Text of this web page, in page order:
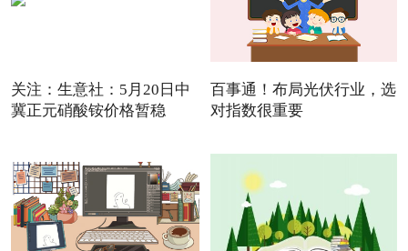
关注：生意社：5月20日中
冀正元硝酸铵价格暂稳
百事通！布局光伏行业，选
对指数很重要